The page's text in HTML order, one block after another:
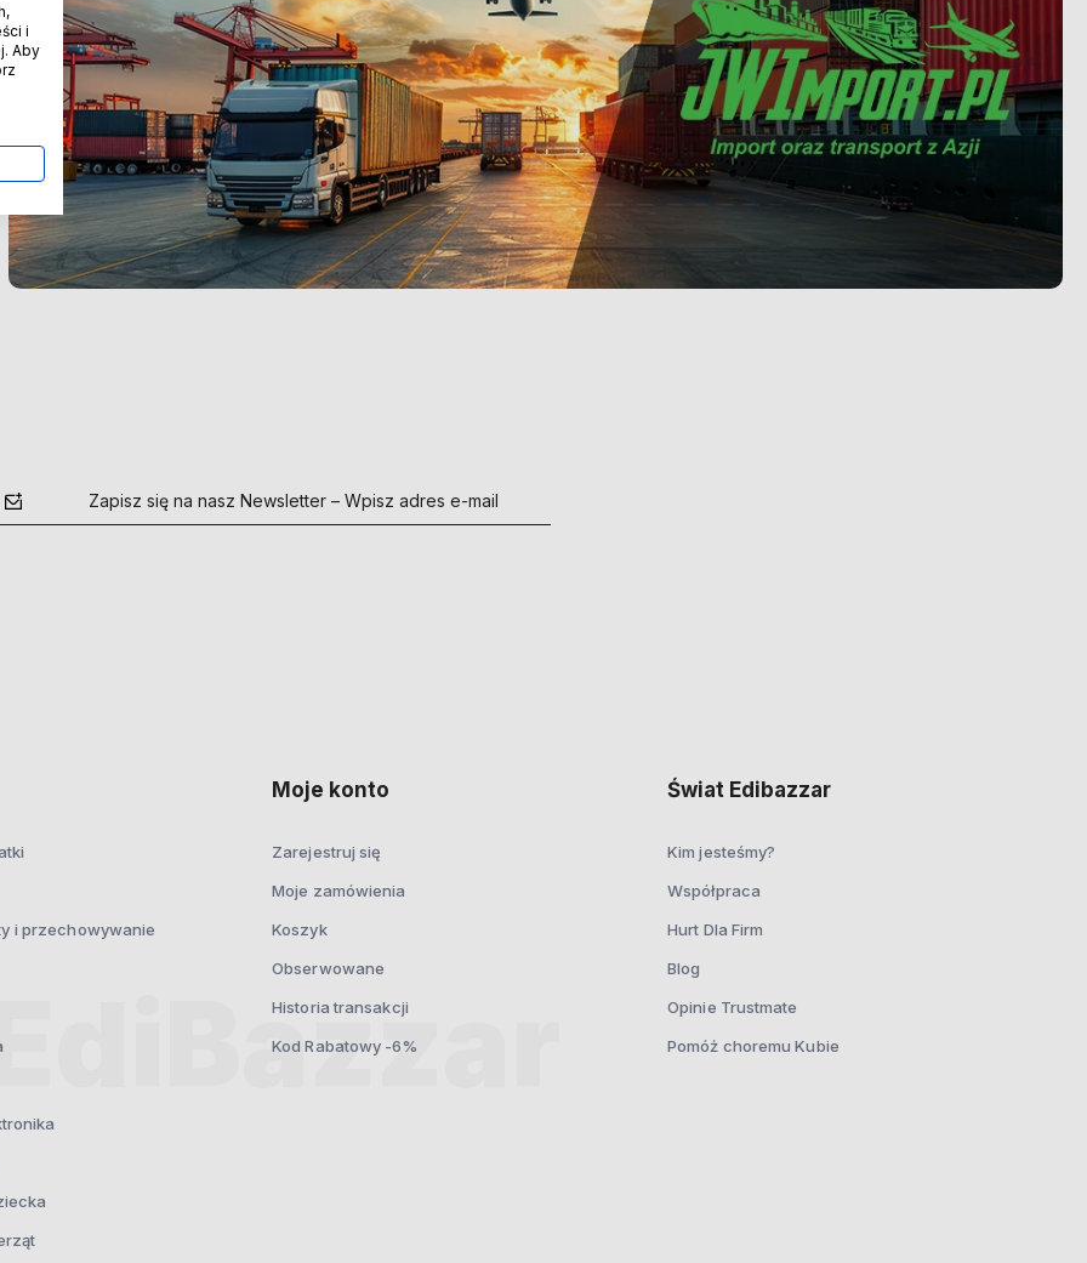
Zapisz się na nasz Newsletter – Wpisz adres e-mail
i przechowywanie
Moje konto
Zarejestruj się
Moje zamówienia
Koszyk
Obserwowane
Historia transakcji
Kod Rabatowy -6%
Świat Edibazzar
Kim jesteśmy?
Współpraca
Hurt Dla Firm
Blog
Opinie Trustmate
Pomóż choremu Kubie
i
Aby